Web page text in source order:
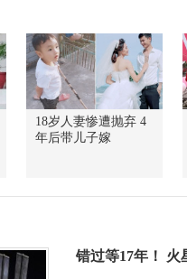
18岁人妻惨遭抛弃 4
年后带儿子嫁
错过等17年！ 火